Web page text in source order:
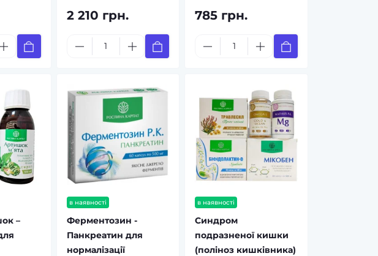
2 210 грн. 785 грн.
–
в наявності
Ферментозин -
Панкреатин для
нормалізації
в наявності
Синдром
подразненої кишки
(поліноз кишківника)